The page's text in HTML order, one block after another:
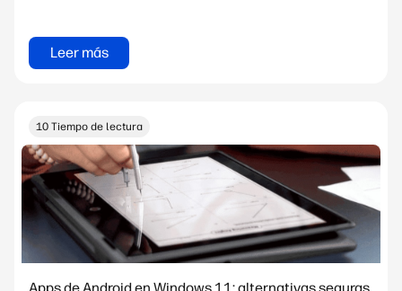
Leer más
10 Tiempo de lectura